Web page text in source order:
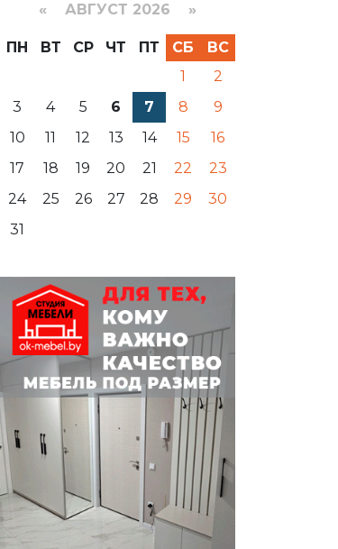
« АВГУСТ 2026 »
ПН ВТ СР ЧТ ПТ СБ
ВС
1
2
3
4 5 6 7 8
9
10
11 12 13 14 15
16
17
18 19 20 21 22
23
24
25 26 27 28 29
30
31